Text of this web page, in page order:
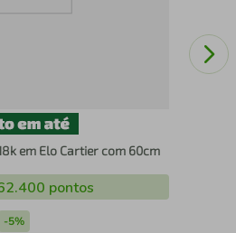
em Elo Cartier com 60cm
pontos
-5%